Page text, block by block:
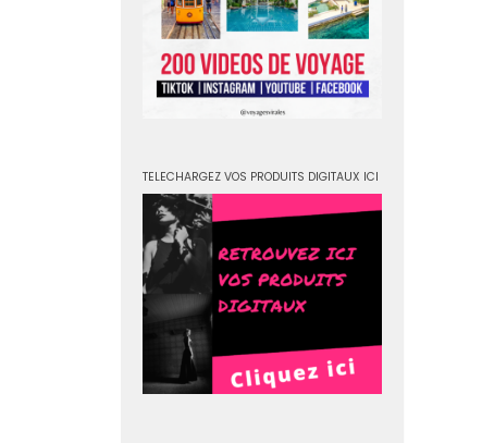
TELECHARGEZ VOS PRODUITS DIGITAUX ICI